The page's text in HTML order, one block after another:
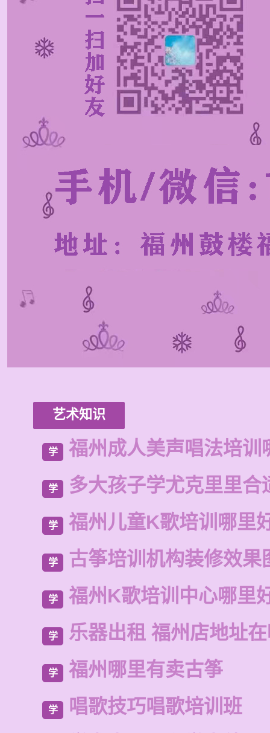
艺术知识
学 福州成人美声唱法培训
学 多大孩子学尤克里里合
学 福州儿童K歌培训哪里
学 古筝培训机构装修效果
学 福州K歌培训中心哪里
学 乐器出租 福州店地址
学 福州哪里有卖古筝
学
唱歌技巧唱歌培训班